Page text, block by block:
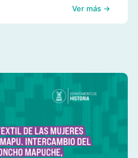
Ver más →